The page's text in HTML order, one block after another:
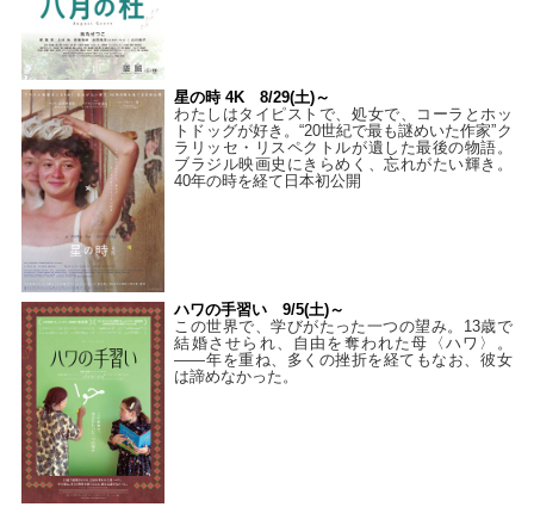
星の時 4K 8/29(土)～
わたしはタイピストで、処⼥で、コーラとホッ
トドッグが好き。“20世紀で最も謎めいた作家”ク
ラリッセ・リスペクトルが遺した最後の物語。
ブラジル映画史にきらめく、忘れがたい輝き。
40年の時を経て⽇本初公開
ハワの手習い 9/5(土)～
この世界で、学びがたった一つの望み。13歳で
結婚させられ、自由を奪われた母〈ハワ〉。
——年を重ね、多くの挫折を経てもなお、彼女
は諦めなかった。